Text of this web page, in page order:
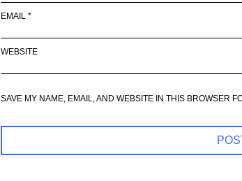
EMAIL *
WEBSITE
SAVE MY NAME, EMAIL, AND WEBSITE IN THIS BROWSER